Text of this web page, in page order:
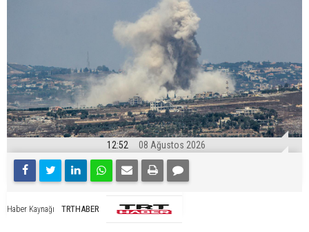
12:52 08 Ağustos 2026
Haber Kaynağı TRTHABER